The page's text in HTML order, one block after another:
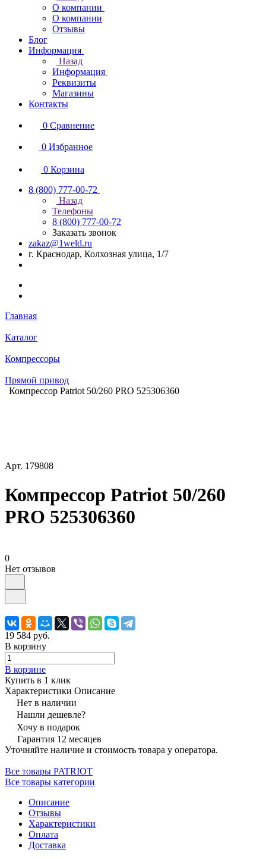
О компании
О компании
Отзывы
Блог
Информация
Назад
Информация
Реквизиты
Магазины
Контакты
0 Сравнение
0 Избранное
0 Корзина
8 (800) 777-00-72
Назад
Телефоны
8 (800) 777-00-72
Заказать звонок
zakaz@1weld.ru
г. Краснодар, Колхозная улица, 1/7
Главная
Каталог
Компрессоры
Прямой привод
Компрессор Patriot 50/260 PRO 525306360
Арт. 179808
Компрессор Patriot 50/260
PRO 525306360
0
Нет отзывов
19 584 руб.
В корзину
В корзине
Купить в 1 клик
Характеристики Описание
Нет в наличии
Нашли дешевле?
Хочу в подарок
Гарантия 12 месяцев
Уточняйте наличие и стоимость товара у оператора.
Все товары PATRIOT
Все товары категории
Описание
Отзывы
Характеристики
Оплата
Доставка